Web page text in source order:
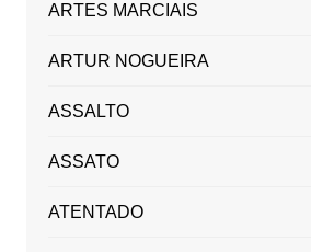
ARTES MARCIAIS
ARTUR NOGUEIRA
ASSALTO
ASSATO
ATENTADO